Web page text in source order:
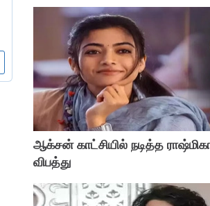
ஆக்சன் காட்சியில் நடித்த
விபத்து